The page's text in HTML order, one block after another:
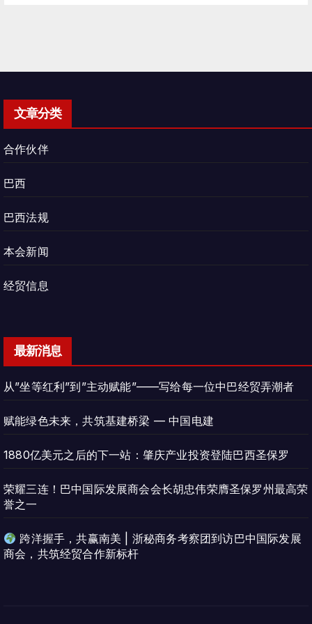
文章分类
合作伙伴
巴西
巴西法规
本会新闻
经贸信息
最新消息
从”坐等红利”到”主动赋能”——写给每一位中巴经贸弄潮者
赋能绿色未来，共筑基建桥梁 — 中国电建
1880亿美元之后的下一站：肇庆产业投资登陆巴西圣保罗
荣耀三连！巴中国际发展商会会长胡忠伟荣膺圣保罗州最高荣
誉之一
跨洋握手，共赢南美 | 浙秘商务考察团到访巴中国际发展
商会，共筑经贸合作新标杆